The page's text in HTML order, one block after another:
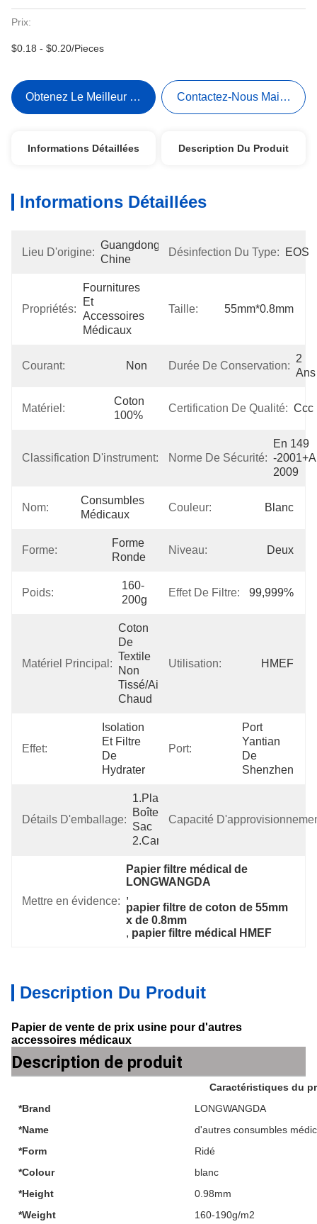
Prix:
$0.18 - $0.20/Pieces
Obtenez Le Meilleur Prix Contactez-Nous Maintenant
Informations Détaillées Description Du Produit
Informations Détaillées
Lieu D'origine:
Guangdong,
Chine
Désinfection Du Type: EOS
Propriétés:
Fournitures
Et
Accessoires
Médicaux
Taille: 55mm*0.8mm
Courant: Non Durée De Conservation:
2
Ans
Matériel:
Coton
100%
Certification De Qualité: Ccc
Classification D'instrument:
Classe
III
Norme De Sécurité:
En 149
-
2009
Nom:
Consumbles
Médicaux
Couleur: Blanc
Forme:
Forme
Ronde
Niveau: Deux
Poids:
160-
200g
Effet De Filtre: 99,999%
Matériel Principal:
Coton
De
Textile
Non
Tissé/air
Chaud
Utilisation: HMEF
Effet:
Isolation
Et Filtre
De
Hydrater
Port:
Port
Yantian
De
Shenzhen
Détails D'emballage:
1.Plastic
Boîte Du
Sac
2.Cardboard
Capacité
Mettre en évidence:
Papier filtre médical de
LONGWANGDA
,
papier filtre de coton de 55mm
x de 0.8mm
, papier filtre médical HMEF
Description Du Produit
Papier de vente de prix usine pour d'autres
accessoires médicaux
Description de produit
Caractéristiques du
*Brand
LONGWANGDA
*Name
d'autres consumbles
*Form
Ridé
*Colour
blanc
*Height
0.98mm
*Weight
160-190g/m2